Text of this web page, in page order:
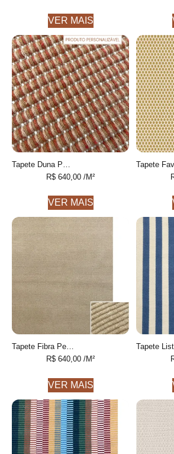
VER MAIS
R$ 640,00 /M²
VER MAIS
Tapete Fibra Personalizável feito à mão, 100% algodão reciclado
R$ 640,00 /M²
VER MAIS